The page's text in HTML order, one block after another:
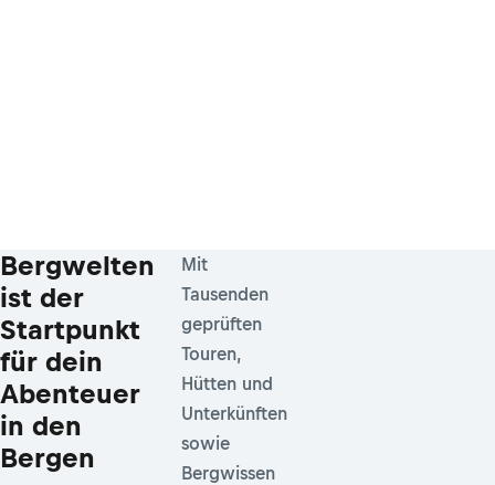
Bergwelten
ist der
Startpunkt
für dein
Abenteuer
in den
Bergen
Mit
Tausenden
geprüften
Touren,
Hütten und
Unterkünften
sowie
Bergwissen